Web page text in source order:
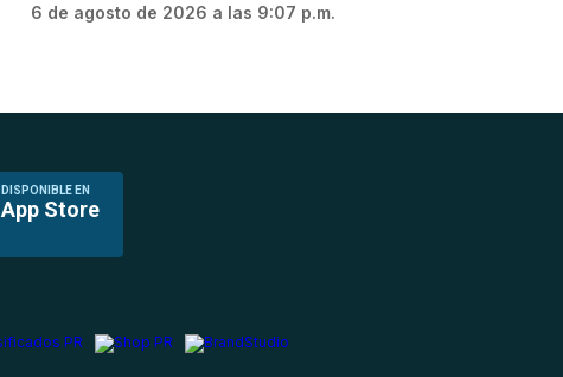
6 de agosto de 2026 a las 9:07 p.m.
DISPONIBLE EN
App Store